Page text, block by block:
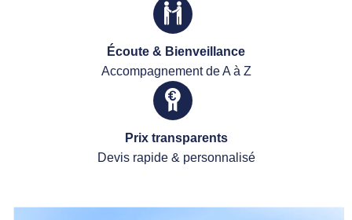
Écoute & Bienveillance
Accompagnement de A à Z
Prix transparents
Devis rapide & personnalisé